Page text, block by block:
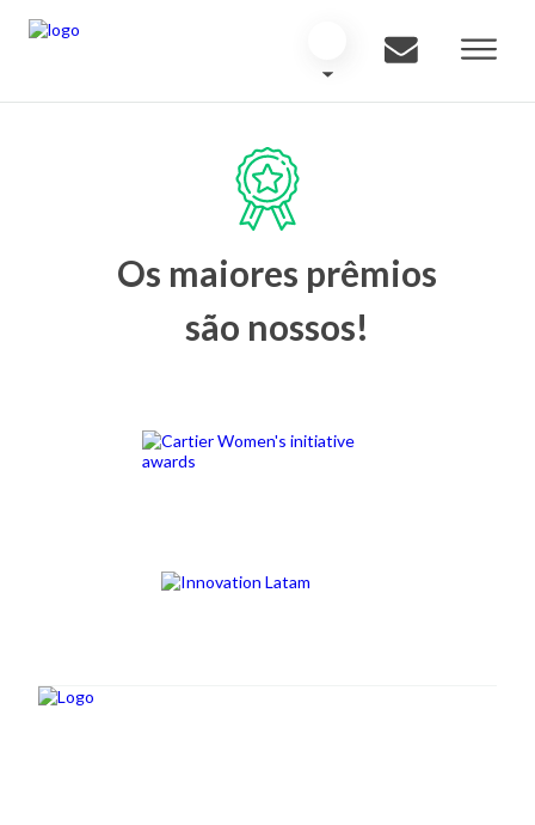
Os maiores prêmios
são nossos!